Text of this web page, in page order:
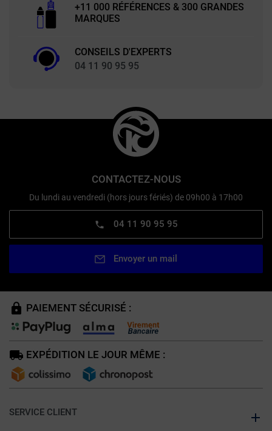
+11 000 RÉFÉRENCES & 300 GRANDES
MARQUES
CONSEILS D'EXPERTS
04 11 90 95 95
CONTACTEZ-NOUS
Du lundi au vendredi (hors jours fériés) de 09h00 à 17h00
04 11 90 95 95
Envoyer un mail
PAIEMENT SÉCURISÉ :
EXPÉDITION LE JOUR MÊME :
SERVICE CLIENT